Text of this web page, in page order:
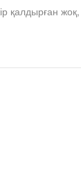
қалдырған